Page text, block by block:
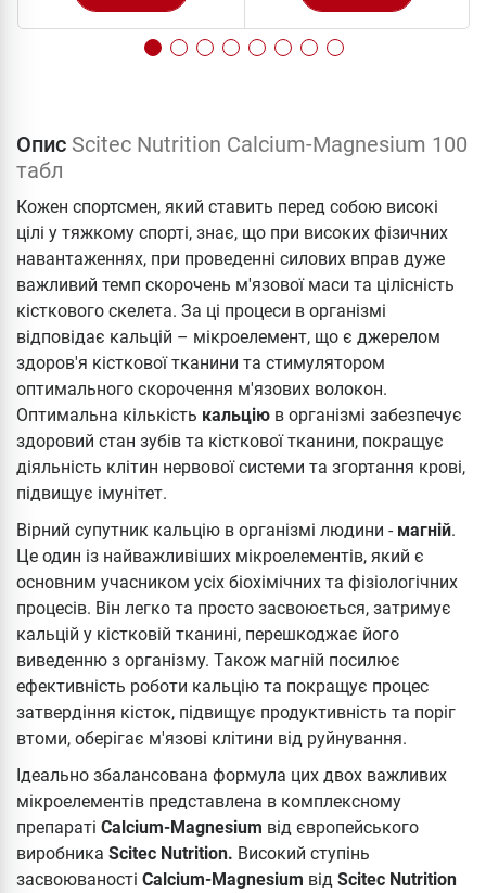
Опис Scitec Nutrition Calcium-Magnesium 100
табл
Кожен спортсмен, який ставить перед собою високі
цілі у тяжкому спорті, знає, що при високих фізичних
навантаженнях, при проведенні силових вправ дуже
важливий темп скорочень м'язової маси та цілісність
кісткового скелета. За ці процеси в організмі
відповідає кальцій – мікроелемент, що є джерелом
здоров'я кісткової тканини та стимулятором
оптимального скорочення м'язових волокон.
Оптимальна кількість кальцію в організмі забезпечує
здоровий стан зубів та кісткової тканини, покращує
діяльність клітин нервової системи та згортання крові,
підвищує імунітет.
Вірний супутник кальцію в організмі людини - магній.
Це один із найважливіших мікроелементів, який є
основним учасником усіх біохімічних та фізіологічних
процесів. Він легко та просто засвоюється, затримує
кальцій у кістковій тканині, перешкоджає його
виведенню з організму. Також магній посилює
ефективність роботи кальцію та покращує процес
затвердіння кісток, підвищує продуктивність та поріг
втоми, оберігає м'язові клітини від руйнування.
Ідеально збалансована формула цих двох важливих
мікроелементів представлена ​​в комплексному
препараті Calcium-Magnesium від європейського
виробника Scitec Nutrition. Високий ступінь
засвоюваності Calcium-Magnesium від Scitec Nutrition